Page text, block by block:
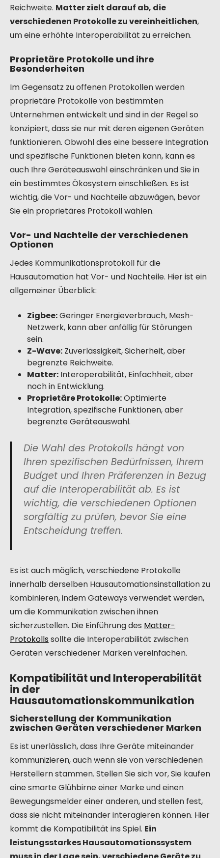
Reichweite. Matter zielt darauf ab, die
verschiedenen Protokolle zu vereinheitlichen,
um eine erhöhte Interoperabilität zu erreichen.
Proprietäre Protokolle und ihre
Besonderheiten
Im Gegensatz zu offenen Protokollen werden
proprietäre Protokolle von bestimmten
Unternehmen entwickelt und sind in der Regel so
konzipiert, dass sie nur mit deren eigenen Geräten
funktionieren. Obwohl dies eine bessere Integration
und spezifische Funktionen bieten kann, kann es
auch Ihre Geräteauswahl einschränken und Sie in
ein bestimmtes Ökosystem einschließen. Es ist
wichtig, die Vor- und Nachteile abzuwägen, bevor
Sie ein proprietäres Protokoll wählen.
Vor- und Nachteile der verschiedenen
Optionen
Jedes Kommunikationsprotokoll für die
Hausautomation hat Vor- und Nachteile. Hier ist ein
allgemeiner Überblick:
Zigbee:Geringer Energieverbrauch, Mesh-
Netzwerk, kann aber anfällig für Störungen
sein.
Z-Wave: Zuverlässigkeit, Sicherheit, aber
begrenzte Reichweite.
Matter: Interoperabilität, Einfachheit, aber
noch in Entwicklung.
Proprietäre Protokolle:Optimierte
Integration, spezifische Funktionen, aber
begrenzte Geräteauswahl.
Die Wahl des Protokolls hängt von
Ihren spezifischen Bedürfnissen, Ihrem
Budget und Ihren Präferenzen in Bezug
auf die Interoperabilität ab. Es ist
wichtig, die verschiedenen Optionen
sorgfältig zu prüfen, bevor Sie eine
Entscheidung treffen.
Es ist auch möglich, verschiedene Protokolle
innerhalb derselben Hausautomationsinstallation zu
kombinieren, indem Gateways verwendet werden,
um die Kommunikation zwischen ihnen
sicherzustellen. Die Einführung des Matter-
Protokollssollte die Interoperabilität zwischen
Geräten verschiedener Marken vereinfachen.
Kompatibilität und Interoperabilität
in der
Hausautomationskommunikation
Sicherstellung der Kommunikation
zwischen Geräten verschiedener Marken
Es ist unerlässlich, dass Ihre Geräte miteinander
kommunizieren, auch wenn sie von verschiedenen
Herstellern stammen. Stellen Sie sich vor, Sie kaufen
eine smarte Glühbirne einer Marke und einen
Bewegungsmelder einer anderen, und stellen fest,
dass sie nicht miteinander interagieren können. Hier
kommt die Kompatibilität ins Spiel. Ein
leistungsstarkes Hausautomationssystem